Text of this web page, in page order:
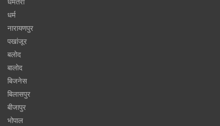
धमतरी
धर्म
नारायणपुर
पखांजूर
बलोद
बालोद
बिजनेस
बिलासपुर
बीजापुर
भोपाल